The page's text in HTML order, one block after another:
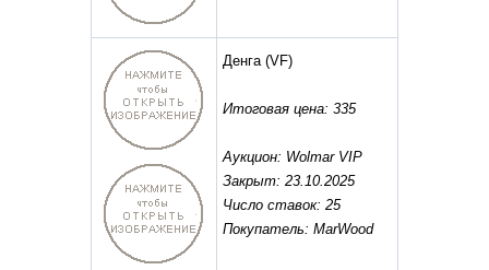
Денга(VF)
Итоговая цена: 335
Аукцион: Wolmar VIP
Закрыт: 23.10.2025
Число ставок: 25
Покупатель: MarWood